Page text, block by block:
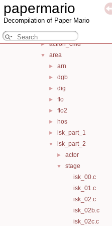
papermario
Decompilation of Paper Mario
▼ src
► audio
▼ battle
► action_cmd
▼ area
► arn
► dgb
► dig
► flo
► flo2
► hos
► isk_part_1
▼ isk_part_2
► actor
▼
stage
isk_00.c
isk_01.c
isk_02.c
isk_02b.c
isk_02c.c